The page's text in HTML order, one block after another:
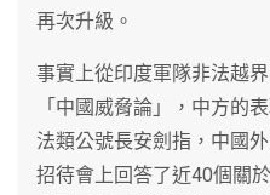
再次升級。
事實上從印度軍隊非法越
「中國威脅論」，中方的
法類公號長安劍指，中國
招待會上回答了近40個關